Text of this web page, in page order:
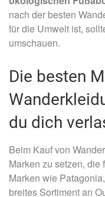
nach der besten
für die Umwelt ist,
umschauen.
Die besten
du dich
Beim Kauf von
Marken zu setzen, die
Marken wie
breites Sortiment an